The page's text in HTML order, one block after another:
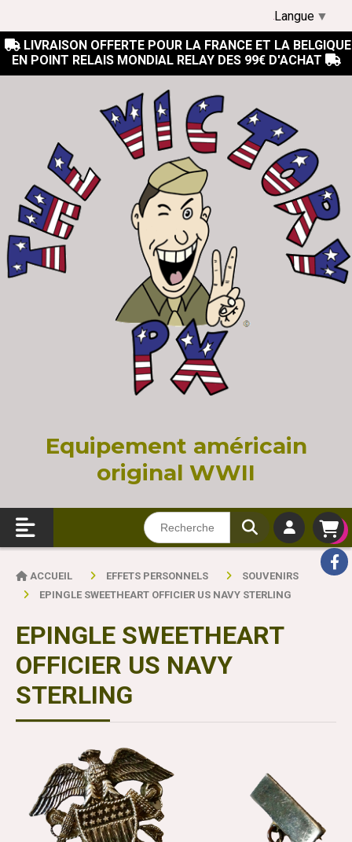
 LIVRAISON OFFERTE POUR LA FRANCE ET LA BELGIQUE
EN POINT RELAIS MONDIAL RELAY DES 99€ D'ACHAT 
Equipement américain
original WWII
ACCUEIL EFFETS PERSONNELS
SOUVENIRS
EPINGLE SWEETHEART OFFICIER US NAVY STERLING
EPINGLE SWEETHEART
OFFICIER US NAVY
STERLING
Langue ▼